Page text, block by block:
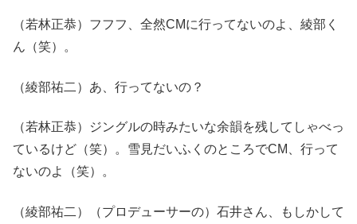
（若林正恭）フフフ、全然CMに行ってないのよ、綾部く
ん（笑）。
（綾部祐二）あ、行ってないの？
（若林正恭）ジングルの時みたいな余韻を残してしゃべっ
ているけど（笑）。雪見だいふくのところでCM、行って
ないのよ（笑）。
（綾部祐二）（プロデューサーの）石井さん、もしかして